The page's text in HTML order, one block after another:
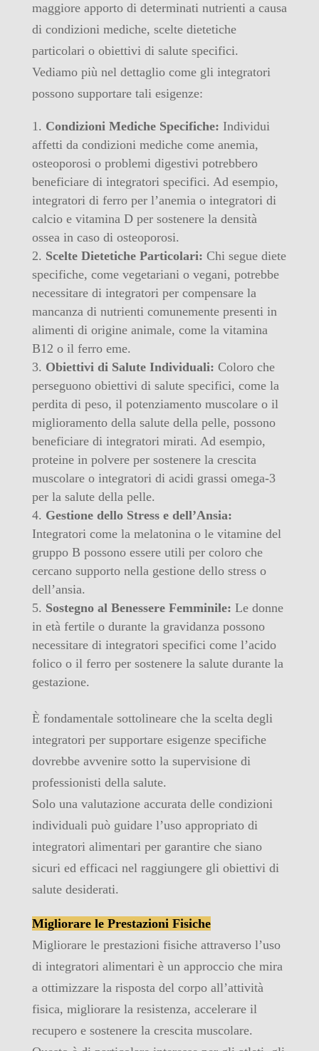
maggiore apporto di determinati nutrienti a causa
di condizioni mediche, scelte dietetiche
particolari o obiettivi di salute specifici.
Vediamo più nel dettaglio come gli integratori
possono supportare tali esigenze:
Condizioni Mediche Specifiche: Individui
affetti da condizioni mediche come anemia,
osteoporosi o problemi digestivi potrebbero
beneficiare di integratori specifici. Ad esempio,
integratori di ferro per l’anemia o integratori di
calcio e vitamina D per sostenere la densità
ossea in caso di osteoporosi.
Scelte Dietetiche Particolari: Chi segue diete
specifiche, come vegetariani o vegani, potrebbe
necessitare di integratori per compensare la
mancanza di nutrienti comunemente presenti in
alimenti di origine animale, come la vitamina
B12 o il ferro eme.
Obiettivi di Salute Individuali: Coloro che
perseguono obiettivi di salute specifici, come la
perdita di peso, il potenziamento muscolare o il
miglioramento della salute della pelle, possono
beneficiare di integratori mirati. Ad esempio,
proteine in polvere per sostenere la crescita
muscolare o integratori di acidi grassi omega-3
per la salute della pelle.
Gestione dello Stress e dell’Ansia:
Integratori come la melatonina o le vitamine del
gruppo B possono essere utili per coloro che
cercano supporto nella gestione dello stress o
dell’ansia.
Sostegno al Benessere Femminile: Le donne
in età fertile o durante la gravidanza possono
necessitare di integratori specifici come l’acido
folico o il ferro per sostenere la salute durante la
gestazione.
È fondamentale sottolineare che la scelta degli
integratori per supportare esigenze specifiche
dovrebbe avvenire sotto la supervisione di
professionisti della salute.
Solo una valutazione accurata delle condizioni
individuali può guidare l’uso appropriato di
integratori alimentari per garantire che siano
sicuri ed efficaci nel raggiungere gli obiettivi di
salute desiderati.
Migliorare le Prestazioni Fisiche
Migliorare le prestazioni fisiche attraverso l’uso
di integratori alimentari è un approccio che mira
a ottimizzare la risposta del corpo all’attività
fisica, migliorare la resistenza, accelerare il
recupero e sostenere la crescita muscolare.